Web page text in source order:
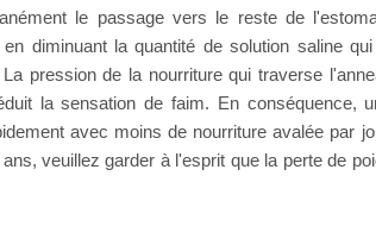
le passage vers le reste de
diminuant la quantité de solution saline
pression de la nourriture qui traverse
la sensation de faim. En conséquence,
avec moins de nourriture avalée par
veuillez garder à l'esprit que la perte de